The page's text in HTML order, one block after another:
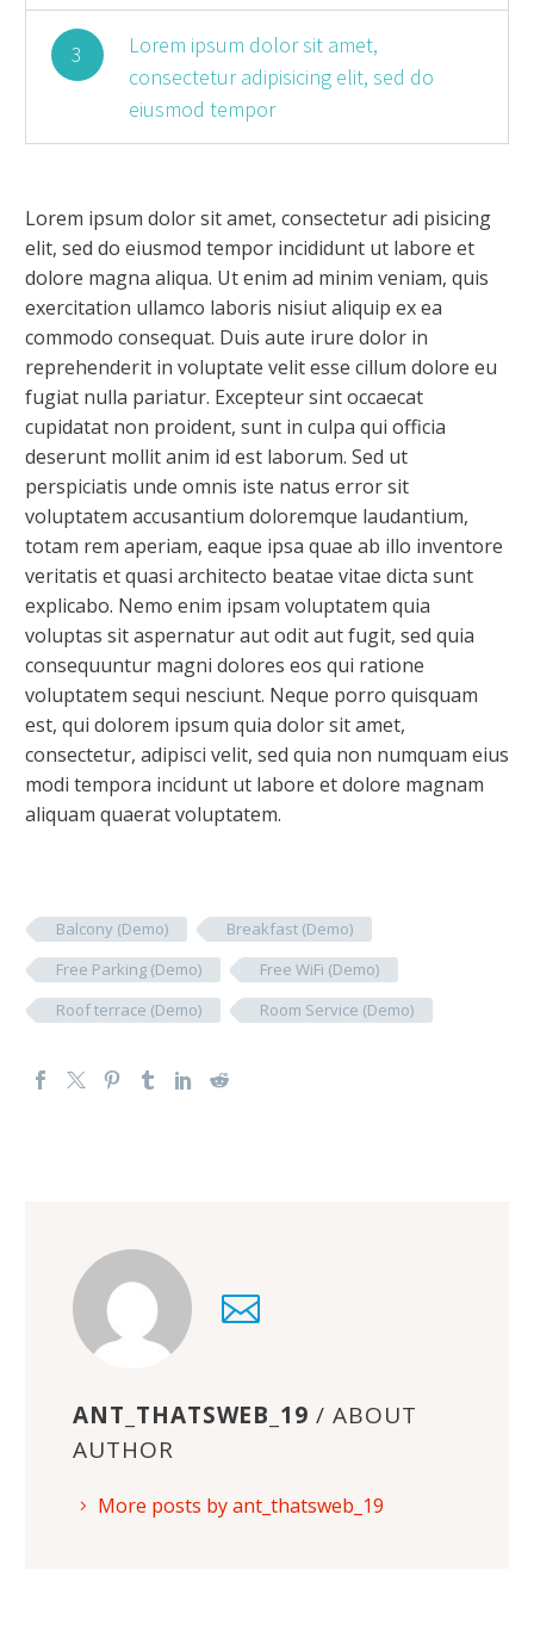
3
Lorem ipsum dolor sit amet,
consectetur adipisicing elit, sed do
eiusmod tempor
Lorem ipsum dolor sit amet, consectetur adi pisicing
elit, sed do eiusmod tempor incididunt ut labore et
dolore magna aliqua. Ut enim ad minim veniam, quis
exercitation ullamco laboris nisiut aliquip ex ea
commodo consequat. Duis aute irure dolor in
reprehenderit in voluptate velit esse cillum dolore eu
fugiat nulla pariatur. Excepteur sint occaecat
cupidatat non proident, sunt in culpa qui officia
deserunt mollit anim id est laborum. Sed ut
perspiciatis unde omnis iste natus error sit
voluptatem accusantium doloremque laudantium,
totam rem aperiam, eaque ipsa quae ab illo inventore
veritatis et quasi architecto beatae vitae dicta sunt
explicabo. Nemo enim ipsam voluptatem quia
voluptas sit aspernatur aut odit aut fugit, sed quia
consequuntur magni dolores eos qui ratione
voluptatem sequi nesciunt. Neque porro quisquam
est, qui dolorem ipsum quia dolor sit amet,
consectetur, adipisci velit, sed quia non numquam eius
modi tempora incidunt ut labore et dolore magnam
aliquam quaerat voluptatem.
Balcony (Demo)
Breakfast (Demo)
Free Parking (Demo)
Free WiFi (Demo)
Roof terrace (Demo)
Room Service (Demo)
ANT_THATSWEB_19/ ABOUT
AUTHOR
More posts by ant_thatsweb_19